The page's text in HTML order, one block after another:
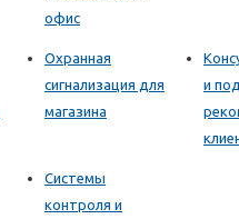
офис
Охранная
сигнализация для
магазина
и
Системы
контроля и